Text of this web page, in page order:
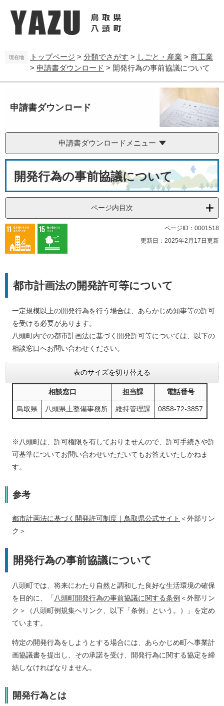
現在地 トップページ > 分類でさがす > しごと・産業 > 商工業
> 申請書ダウンロード > 開発行為の事前協議について
申請書ダウンロード
申請書ダウンロードメニュー
開発行為の事前協議について
ページ内目次
ページID：0001518
更新日：2025年2月17日更新
都市計画法の開発許可等について
一定規模以上の開発行為を行う場合は、あらかじめ知事等の許可
を受ける必要があります。
八頭町内での都市計画法に基づく開発許可等については、以下の
相談窓口へお問い合わせください。
表のサイズを切り替える
相談窓口 担当課 電話番号
鳥取県 八頭県土整備事務所 維持管理課 0858-72-3857
※八頭町は、許可権限を有しておりませんので、許可手続きや許
可基準についてお問い合わせいただいてもお答えいたしかねま
す。
参考
都市計画法に基づく開発許可制度｜鳥取県公式サイト ＜外部リン
ク＞
開発行為の事前協議について
八頭町では、将来にわたり自然と調和した良好な生活環境の確保
を目的に、「 八頭町開発行為の事前協議に関する条例 ＜外部リン
ク＞
（八頭町例規集へリンク、以下「条例」という。）」を定め
ています。
特定の開発行為をしようとする場合には、あらかじめ町へ事業計
画協議書を提出し、その承諾を受け、開発行為に関する協定を締
結しなければなりません。
開発行為とは